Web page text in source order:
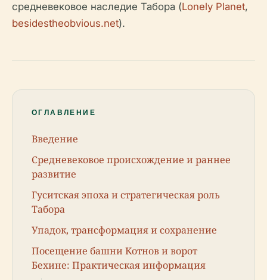
средневековое наследие Табора (Lonely Planet,
besidestheobvious.net).
ОГЛАВЛЕНИЕ
Введение
Средневековое происхождение и раннее
развитие
Гуситская эпоха и стратегическая роль
Табора
Упадок, трансформация и сохранение
Посещение башни Котнов и ворот
Бехине: Практическая информация